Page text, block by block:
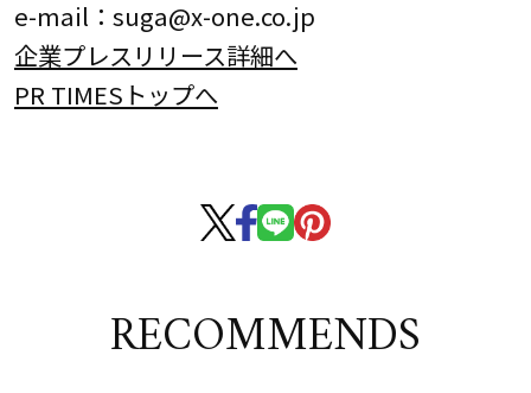
e-mail：suga@x-one.co.jp
企業プレスリリース詳細へ
PR TIMESトップへ
RECOMMENDS